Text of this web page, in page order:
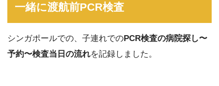
一緒に渡航前PCR検査
シンガポールでの、子連れでのPCR検査の病院探し〜
予約〜検査当日の流れを記録しました。